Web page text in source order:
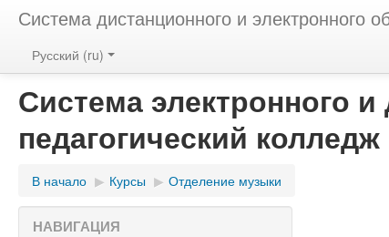
Система дистанционного и электронного
Русский ‎(ru)‎
Система электронного
педагогический колледж
В начало ▶︎ Курсы ▶︎ Отделение музыки
НАВИГАЦИЯ